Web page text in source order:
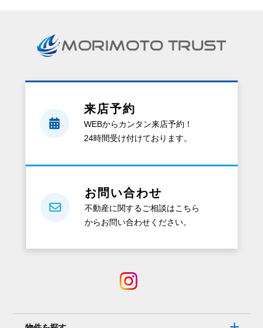
来店予約
WEBからカンタン来店予約！
24時間受け付けております。
お問い合わせ
不動産に関するご相談はこちら
からお問い合わせください。